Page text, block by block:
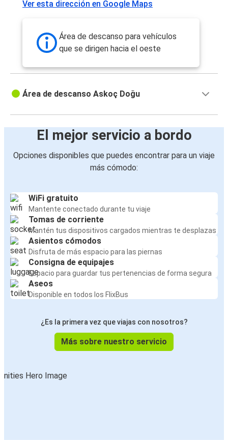
Ver esta dirección en Google Maps
Área de descanso para vehículos
que se dirigen hacia el oeste
Área de descanso Askoç Doğu
El mejor servicio a bordo
Opciones disponibles que puedes encontrar para un viaje
más cómodo:
WiFi gratuito
Mantente conectado durante tu viaje
Tomas de corriente
Mantén tus dispositivos cargados mientras te desplazas
Asientos cómodos
Disfruta de más espacio para las piernas
Consigna de equipajes
Espacio para guardar tus pertenencias de forma segura
Aseos
Disponible en todos los FlixBus
¿Es la primera vez que viajas con nosotros?
Más sobre nuestro servicio